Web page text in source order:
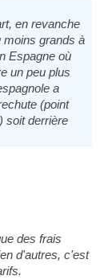
en revanche
moins grands à
Espagne où
un peu plus
a
(point
soit derrière
des frais
d'autres, c'est